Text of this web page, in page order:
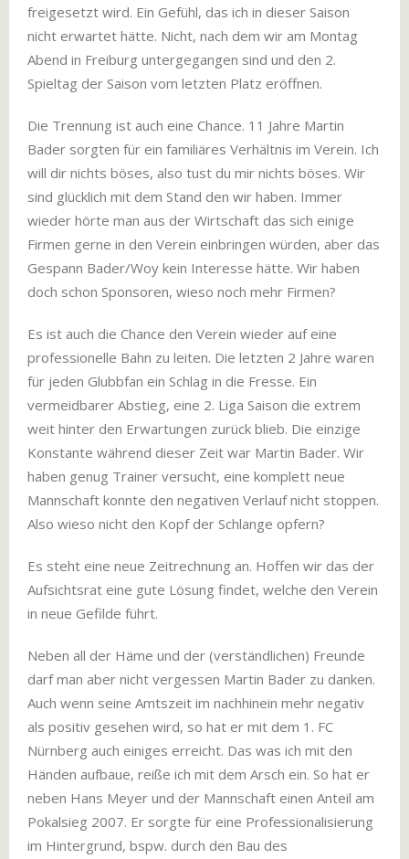
freigesetzt wird. Ein Gefühl, das ich in dieser Saison
nicht erwartet hätte. Nicht, nach dem wir am Montag
Abend in Freiburg untergegangen sind und den 2.
Spieltag der Saison vom letzten Platz eröffnen.
Die Trennung ist auch eine Chance. 11 Jahre Martin
Bader sorgten für ein familiäres Verhältnis im Verein. Ich
will dir nichts böses, also tust du mir nichts böses. Wir
sind glücklich mit dem Stand den wir haben. Immer
wieder hörte man aus der Wirtschaft das sich einige
Firmen gerne in den Verein einbringen würden, aber das
Gespann Bader/Woy kein Interesse hätte. Wir haben
doch schon Sponsoren, wieso noch mehr Firmen?
Es ist auch die Chance den Verein wieder auf eine
professionelle Bahn zu leiten. Die letzten 2 Jahre waren
für jeden Glubbfan ein Schlag in die Fresse. Ein
vermeidbarer Abstieg, eine 2. Liga Saison die extrem
weit hinter den Erwartungen zurück blieb. Die einzige
Konstante während dieser Zeit war Martin Bader. Wir
haben genug Trainer versucht, eine komplett neue
Mannschaft konnte den negativen Verlauf nicht stoppen.
Also wieso nicht den Kopf der Schlange opfern?
Es steht eine neue Zeitrechnung an. Hoffen wir das der
Aufsichtsrat eine gute Lösung findet, welche den Verein
in neue Gefilde führt.
Neben all der Häme und der (verständlichen) Freunde
darf man aber nicht vergessen Martin Bader zu danken.
Auch wenn seine Amtszeit im nachhinein mehr negativ
als positiv gesehen wird, so hat er mit dem 1. FC
Nürnberg auch einiges erreicht. Das was ich mit den
Händen aufbaue, reiße ich mit dem Arsch ein. So hat er
neben Hans Meyer und der Mannschaft einen Anteil am
Pokalsieg 2007. Er sorgte für eine Professionalisierung
im Hintergrund, bspw. durch den Bau des